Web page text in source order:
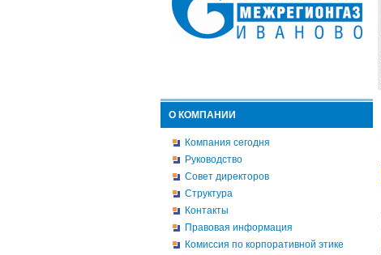
О КОМПАНИИ
Компания сегодня
Руководство
Совет директоров
Структура
Контакты
Правовая информация
Комиссия по корпоративной этике